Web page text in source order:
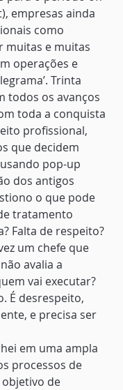
empresas ainda
como
muitas e muitas
operações e
Trinta
todos os avanços
toda a conquista
profissional,
que decidem
pop-up
dos antigos
o que pode
tratamento
Falta de respeito?
um chefe que
avalia a
vai executar?
É desrespeito,
e precisa ser
em uma ampla
processos de
de